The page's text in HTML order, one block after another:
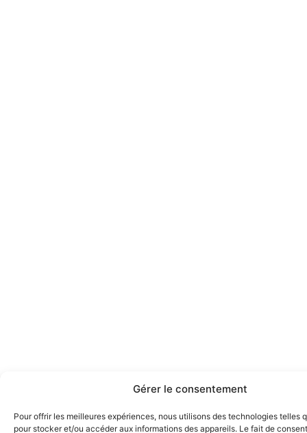
Gérer le consentement
Pour offrir les meilleures expériences, nous utilisons des technologies telles
pour stocker et/ou accéder aux informations des appareils. Le fait de